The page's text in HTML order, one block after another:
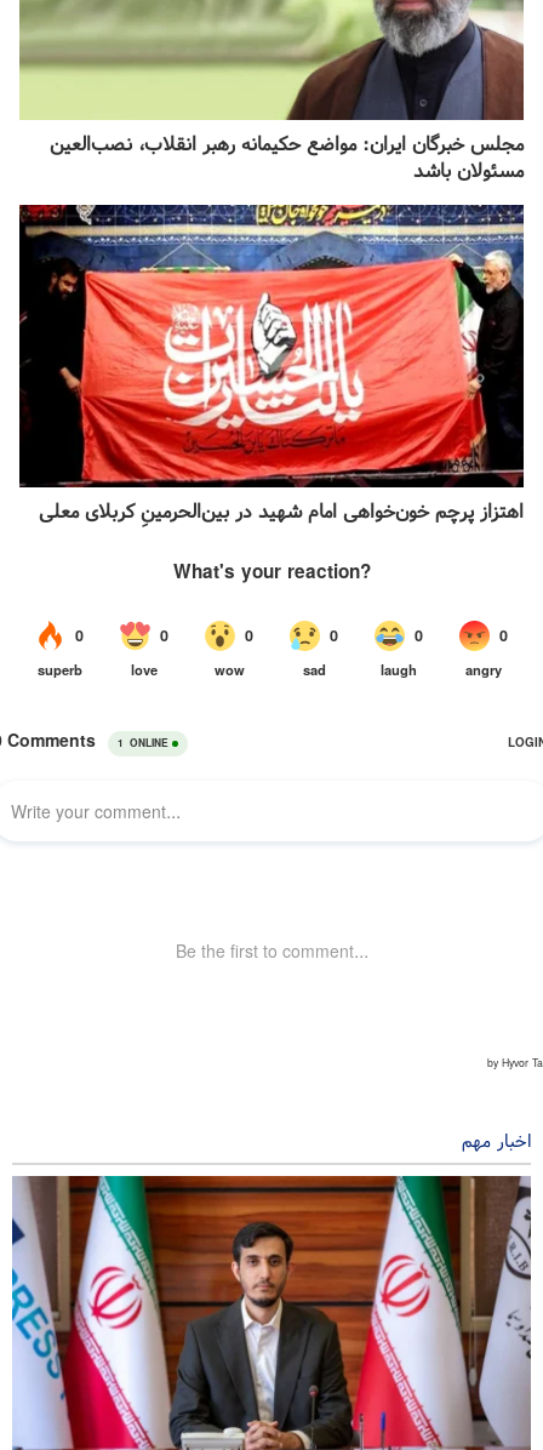
مجلس خبرگان ایران: مواضع حکیمانه رهبر انقلاب، نصب‌العین
مسئولان باشد
اهتزاز پرچم خون‌خواهی امام شهید در بین‌الحرمینِ کربلای معلی
اخبار مهم